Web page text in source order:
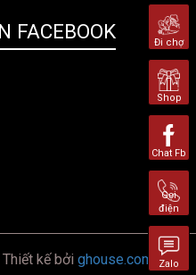
FACEBOOK
kế bởi ghouse.com.vn
Đi chợ
Shop
Chat Fb
Gọi
điện
Zalo